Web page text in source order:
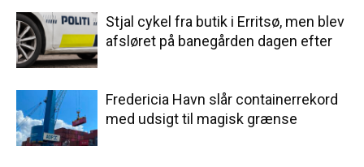
Stjal cykel fra butik i Erritsø, men blev
afsløret på banegården dagen efter
Fredericia Havn slår containerrekord
med udsigt til magisk grænse